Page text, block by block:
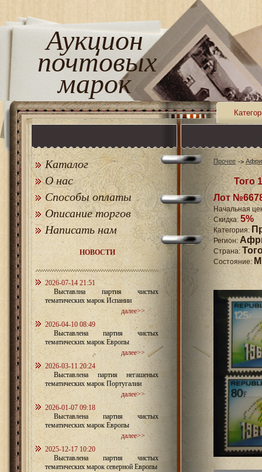
Аукцион
почтовых
марок
Каталог
О нас
Способы оплаты
Описание торгов
Написать нам
НОВОСТИ
2026-07-14 21:51
Выставлна партия чистых
тематических марок Испании
далее>>
2026-04-10 08:49
Выставлена партия чистых
тематических марок Европы
далее>>
2026-03-11 20:24
Выставлена партия негашеных
тематических марок Португалии
далее>>
2026-01-07 09:18
Выставлена партия чистых
тематических марок Европы
далее>>
2025-12-17 10:20
Выставлена партия чистых
тематических марок северной Европы
Прочее
Того
Лот
Начальная
Скидка: 5%
Категория:
Регион:
Страна:
Состояние: